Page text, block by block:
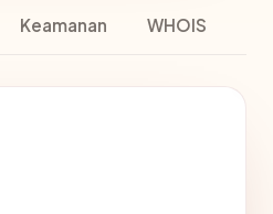
Keamanan WHOIS